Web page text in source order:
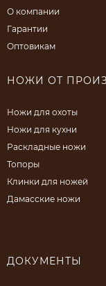
О компании
Гарантии
Оптовикам
НОЖИ ОТ
Ножи для охоты
Ножи для кухни
Раскладные ножи
Топоры
Клинки для ножей
Дамасские ножи
ДОКУМЕНТЫ